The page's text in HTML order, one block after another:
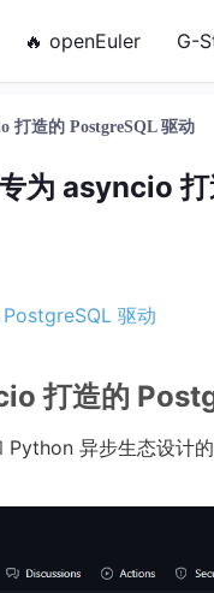
🔥 openEuler G-
打造的 PostgreSQL 驱动
为 asyncio
驱动
打造的
异步生态设计